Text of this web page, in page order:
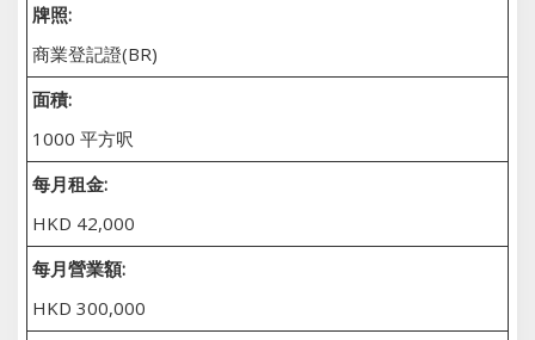
牌照:
商業登記證(BR)
面積:
1000 平方呎
每月租金:
HKD 42,000
每月營業額:
HKD 300,000